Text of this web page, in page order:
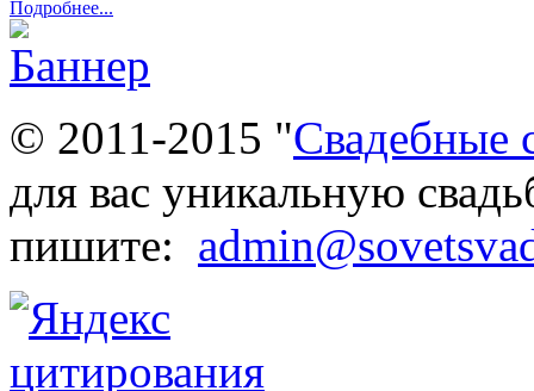
© 2011-2015 "
для вас уникальную
пишите: